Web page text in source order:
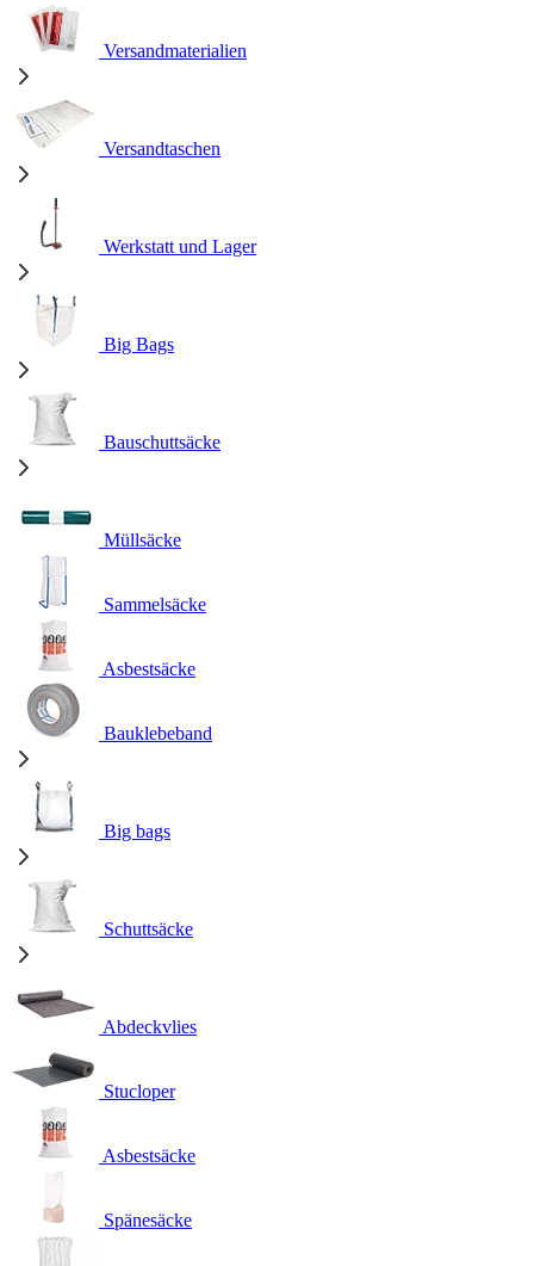
Versandmaterialien
Versandtaschen
Werkstatt und Lager
Big Bags
Bauschuttsäcke
Müllsäcke
Sammelsäcke
Asbestsäcke
Bauklebeband
Big bags
Schuttsäcke
Abdeckvlies
Stucloper
Asbestsäcke
Spänesäcke